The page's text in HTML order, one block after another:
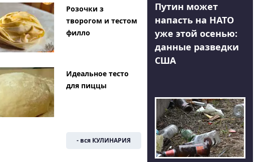
Розочки з
творогом и тестом
филло
Идеальное тесто
для пиццы
- вся КУЛИНАРИЯ
Путин может
напасть на НАТО
уже этой осенью:
данные разведки
США